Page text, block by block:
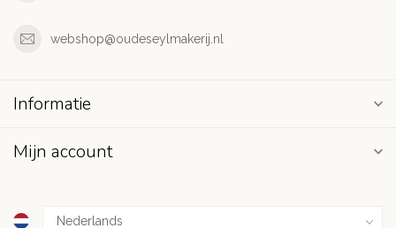
webshop@oudeseylmakerij.nl
Informatie
Mijn account